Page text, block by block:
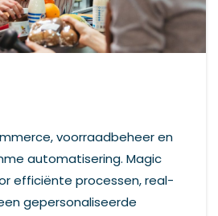
voorraadbeheer en
automatisering. Magic
efficiënte processen, real-
gepersonaliseerde